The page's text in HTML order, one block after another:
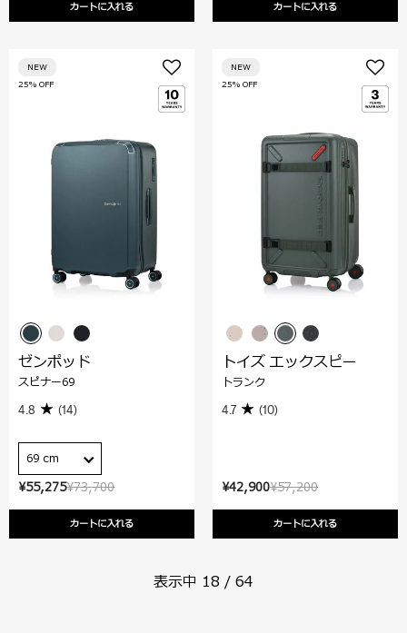
カートに入れる カートに入れる
¥73,700
¥55,275
カートに入れる
25% OFF
NEW
ゼンポッド
スピナー69
4.8 (14)
69 cm
¥57,200
¥42,900
カートに入れる
25% OFF
NEW
トイズ エックスピー
トランク
4.7 (10)
表示中 18 / 64